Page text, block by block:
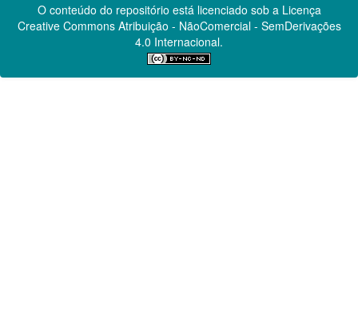
O conteúdo do repositório está licenciado sob a Licença
Creative CommonsAtribuição - NãoComercial - SemDerivações
4.0 Internacional.